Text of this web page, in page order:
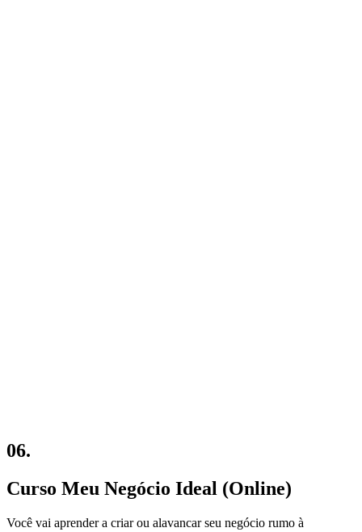
06.
Curso Meu Negócio Ideal (Online)
Você vai aprender a criar ou alavancar seu negócio rumo à